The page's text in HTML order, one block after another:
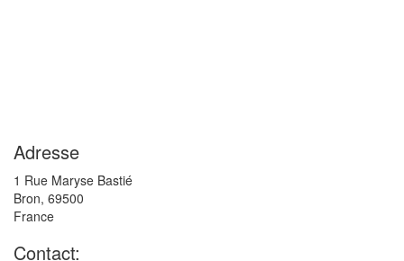
Adresse
1 Rue Maryse Bastié
Bron, 69500
France
Contact: